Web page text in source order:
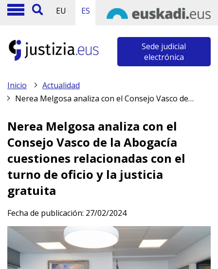
EU ES
Sede judicial
electrónica
Inicio
Actualidad
Nerea Melgosa analiza con el Consejo Vasco de la Abogacía cuestiones relacionadas con el turno de oficio y la justicia gratuita
Nerea Melgosa analiza con el
Consejo Vasco de la Abogacía
cuestiones relacionadas con el
turno de oficio y la justicia
gratuita
Fecha de publicación: 27/02/2024